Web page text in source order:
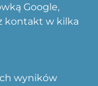
Google,
kontakt w kilka
wyników